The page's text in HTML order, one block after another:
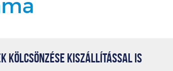
KÖLCSÖNZÉSE KISZÁLLÍTÁSSAL IS